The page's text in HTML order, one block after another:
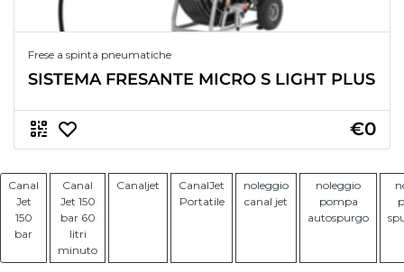
Frese a spinta pneumatiche
SISTEMA FRESANTE MICRO S LIGHT PLUS
€0
Canal
Jet
150
bar
Canal
Jet 150
bar 60
litri
minuto
Canaljet
CanalJet
Portatile
noleggio
canal jet
noleggio
pompa
autospurgo